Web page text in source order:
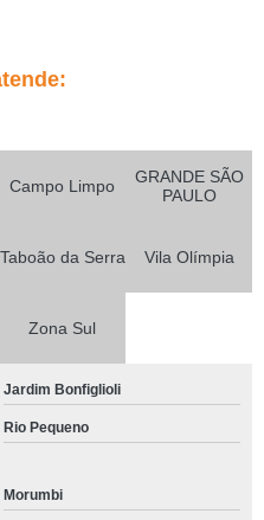
Campo Limpo
GRANDE SÃO
PAULO
Taboão da Serra Vila Olímpia
Zona Sul
Jardim Bonfiglioli
Rio Pequeno
Morumbi